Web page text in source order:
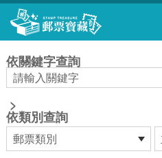
跳到主要內容區塊
依關鍵字查詢
>
依類別查詢